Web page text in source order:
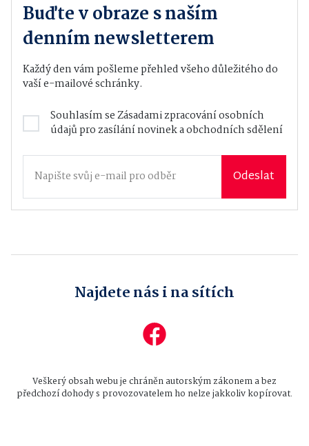
Buďte v obraze s naším
denním newsletterem
Každý den vám pošleme přehled všeho důležitého do
vaší e-mailové schránky.
Souhlasím seZásadami zpracování osobních
údajůpro zasílání novinek a obchodních sdělení
Odeslat
Najdete nás i na sítích
Veškerý obsah webu je chráněn autorským zákonem a bez
předchozí dohody s provozovatelem ho nelze jakkoliv kopírovat.